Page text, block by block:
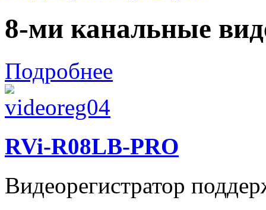
8-ми канальные
Подробнее
RVi-R08LB-PRO
Видеорегистратор